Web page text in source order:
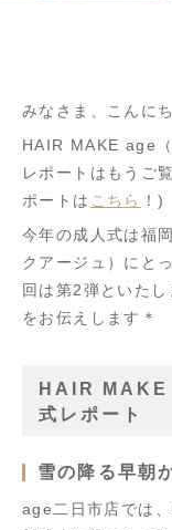
みなさま、こんにち
HAIR MAKE age
レポートはもうご
ポートは こちら
！)
今年の成人式は福
クアージュ）にと
回は第2弾といた
をお伝えします＊
HAIR
式レポート
雪の降る早朝
age二日市店では